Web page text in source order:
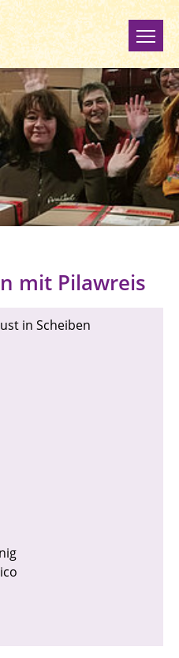
mit Pilawreis
in Scheiben